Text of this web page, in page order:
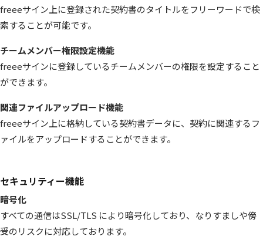
freeeサイン上に登録された契約書のタイトルをフリーワードで検
索することが可能です。
チームメンバー権限設定機能
freeeサインに登録しているチームメンバーの権限を設定すること
ができます。
関連ファイルアップロード機能
freeeサイン上に格納している契約書データに、契約に関連するフ
ァイルをアップロードすることができます。
セキュリティー機能
暗号化
すべての通信はSSL/TLS により暗号化しており、なりすましや傍
受のリスクに対応しております。